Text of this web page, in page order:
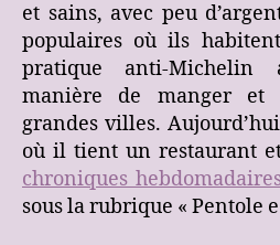
et sains, avec peu
populaires où ils
pratique anti-
manière de manger et
grandes villes.
où il tient un restaurant
chroniques
sous la rubrique « Pentole